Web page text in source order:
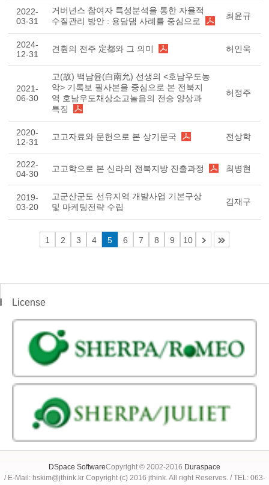
2022-
03-31
거버넌스 참여자 특성분석을 통한 자율적
수질관리 방안 : 용담댐 사례를 중심으로
최윤규
2024-
12-31
견훤의 전주 定都와 그 의미 허인욱
2021-
06-30
고(故) 백남윤(白南允) 선생의 <호남우도농
악> 기록보 필사본을 중심으로 본 전북지
역 호남우도채상소고놀음의 전승 양상과
특징
허정주
2020-
12-31
고고자료와 문헌으로 본 상기문국 전상학
2022-
04-30
고고학으로 본 신라의 전북지방 진출과정 최병현
2019-
03-20
고군산군도 선유지역 개발사업 기본구상
및 마케팅전략 수립
김재구
1 2 3 4 5 6 7 8 9 10
License
DSpace SoftwareCopyright © 2002-2016 Duraspace
/ E-Mail: hskim@jthink.kr Copyright (c) 2016 jthink. All right Reserves. / TEL: 063-